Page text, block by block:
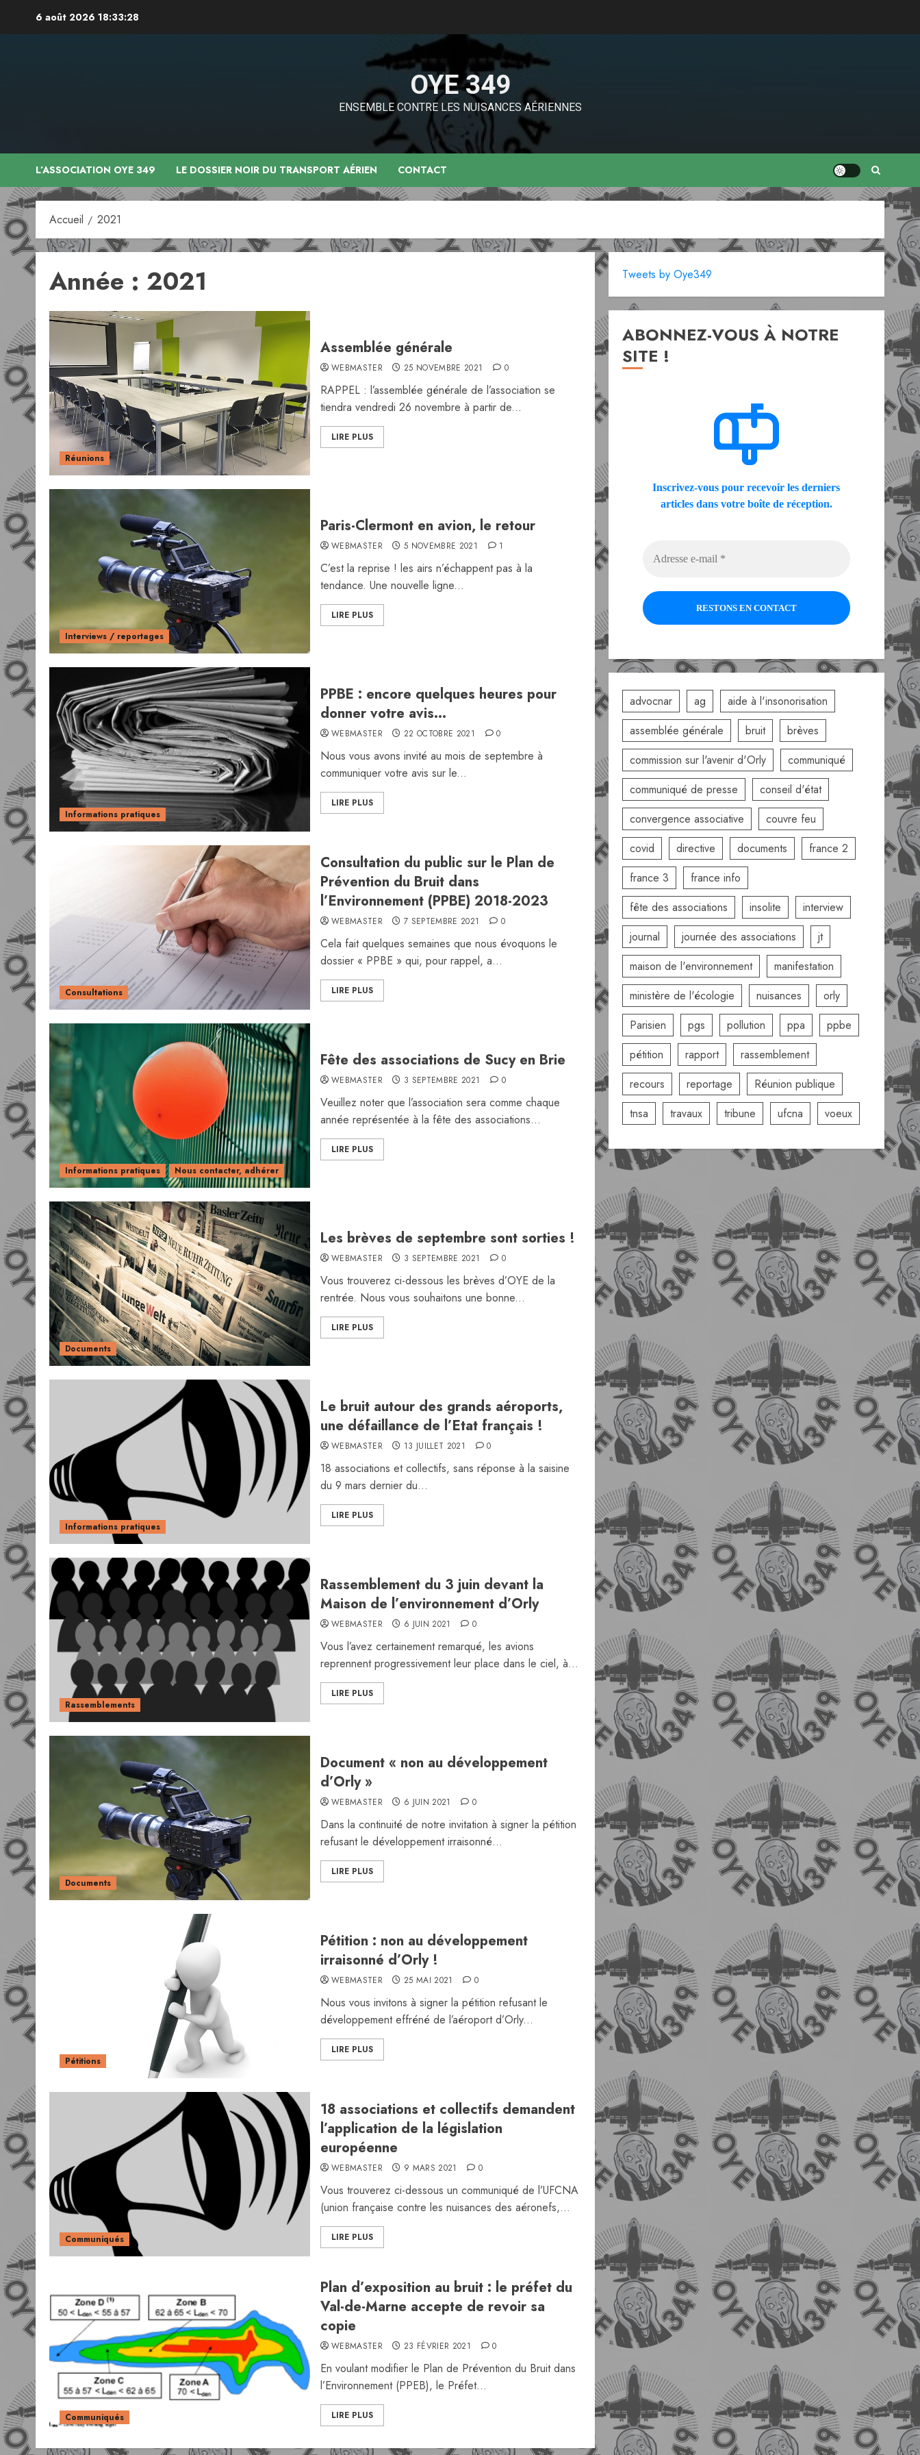
6 août 2026 18:33:29
OYE 349
ENSEMBLE CONTRE LES NUISANCES AÉRIENNES
L’ASSOCIATION OYE 349 LE DOSSIER NOIR DU TRANSPORT AÉRIEN CONTACT
Accueil 2021
Année : 2021
Réunions
Assemblée générale
WEBMASTER 25 NOVEMBRE 2021 0
RAPPEL : l’assemblée générale de l’association se
tiendra vendredi 26 novembre à partir de...
LIRE PLUS
Interviews / reportages
Paris-Clermont en avion, le retour
WEBMASTER 5 NOVEMBRE 2021 1
C’est la reprise ! les airs n’échappent pas à la
tendance. Une nouvelle ligne...
LIRE PLUS
Informations pratiques
PPBE : encore quelques heures pour
donner votre avis…
WEBMASTER 22 OCTOBRE 2021 0
Nous vous avons invité au mois de septembre à
communiquer votre avis sur le...
LIRE PLUS
Consultations
Consultation du public sur le Plan de
Prévention du Bruit dans
l’Environnement (PPBE) 2018-2023
WEBMASTER 7 SEPTEMBRE 2021 0
Cela fait quelques semaines que nous évoquons le
dossier « PPBE » qui, pour rappel, a...
LIRE PLUS
Informations pratiques Nous contacter, adhérer
Fête des associations de Sucy en Brie
WEBMASTER 3 SEPTEMBRE 2021 0
Veuillez noter que l’association sera comme chaque
année représentée à la fête des associations...
LIRE PLUS
Documents
Les brèves de septembre sont sorties !
WEBMASTER 3 SEPTEMBRE 2021 0
Vous trouverez ci-dessous les brèves d’OYE de la
rentrée. Nous vous souhaitons une bonne...
LIRE PLUS
Informations pratiques
Le bruit autour des grands aéroports,
une défaillance de l’Etat français !
WEBMASTER 13 JUILLET 2021 0
18 associations et collectifs, sans réponse à la saisine
du 9 mars dernier du...
LIRE PLUS
Rassemblements
Rassemblement du 3 juin devant la
Maison de l’environnement d’Orly
WEBMASTER 6 JUIN 2021 0
Vous l’avez certainement remarqué, les avions
reprennent progressivement leur place dans le ciel, à...
LIRE PLUS
Documents
Document « non au développement
d’Orly »
WEBMASTER 6 JUIN 2021 0
Dans la continuité de notre invitation à signer la pétition
refusant le développement irraisonné...
LIRE PLUS
Pétitions
Pétition : non au développement
irraisonné d’Orly !
WEBMASTER 25 MAI 2021 0
Nous vous invitons à signer la pétition refusant le
développement effréné de l’aéroport d’Orly...
LIRE PLUS
Communiqués
18 associations et collectifs demandent
l’application de la législation
européenne
WEBMASTER 9 MARS 2021 0
Vous trouverez ci-dessous un communiqué de l’UFCNA
(union française contre les nuisances des aéronefs,...
LIRE PLUS
Communiqués
Plan d’exposition au bruit : le préfet du
Val-de-Marne accepte de revoir sa
copie
WEBMASTER 23 FÉVRIER 2021 0
En voulant modifier le Plan de Prévention du Bruit dans
l’Environnement (PPEB), le Préfet...
LIRE PLUS
Tweets by Oye349
ABONNEZ-VOUS À NOTRE
SITE !
Inscrivez-vous pour recevoir les derniers
articles dans votre boîte de réception.
advocnar ag
aide à l'insonorisation
assemblée générale
bruit
brèves
commission sur l'avenir d'Orly
communiqué
communiqué de presse
conseil d'état
convergence associative
couvre feu
covid
directive documents
france 2
france 3
france info
fête des associations
insolite
interview
journal
journée des associations
jt
maison de l'environnement
manifestation
ministère de l'écologie
nuisances
orly
Parisien
pgs pollution ppa
ppbe
pétition
rapport
rassemblement
recours
reportage
Réunion publique
tnsa
travaux tribune ufcna voeux